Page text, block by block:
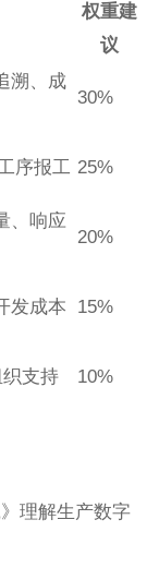
权重建
议
溯、成
30%
序报工 25%
、响应
20%
发成本 15%
支持 10%
理解生产数字